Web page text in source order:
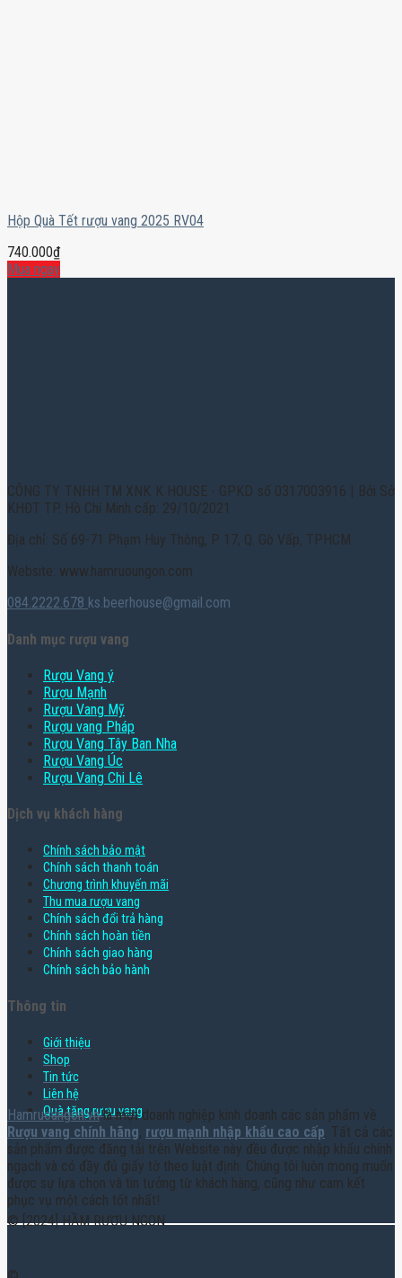
Hộp Quà Tết rượu vang 2025 RV04
740.000₫
Mua ngay
CÔNG TY TNHH TM XNK K HOUSE - GPKD số 0317003916 | Bởi Sở
KHĐT TP. Hồ Chí Minh cấp: 29/10/2021
Địa chỉ: Số 69-71 Phạm Huy Thông, P. 17, Q. Gò Vấp, TPHCM
Website: www.hamruoungon.com
084.2222.678 ks.beerhouse@gmail.com
Danh mục rượu vang
Rượu Vang ý
Rượu Mạnh
Rượu Vang Mỹ
Rượu vang Pháp
Rượu Vang Tây Ban Nha
Rượu Vang Úc
Rượu Vang Chi Lê
Dịch vụ khách hàng
Chính sách bảo mật
Chính sách thanh toán
Chương trình khuyến mãi
Thu mua rượu vang
Chính sách đổi trả hàng
Chính sách hoàn tiền
Chính sách giao hàng
Chính sách bảo hành
Thông tin
Giới thiệu
Shop
Tin tức
Liên hệ
Quà tặng rượu vang
Hamruoungon.vnlà một doanh nghiệp kinh doanh các sản phẩm về
Rượu vang chính hãng, rượu mạnh nhập khẩu cao cấp. Tất cả các
sản phẩm được đăng tải trên Website này đều được nhập khẩu chính
ngạch và có đầy đủ giấy tờ theo luật định. Chúng tôi luôn mong muốn
được sự lựa chọn và tin tưởng từ khách hàng, cũng như cam kết
phục vụ một cách tốt nhất!
© [2024] HẦM RƯỢU NGON